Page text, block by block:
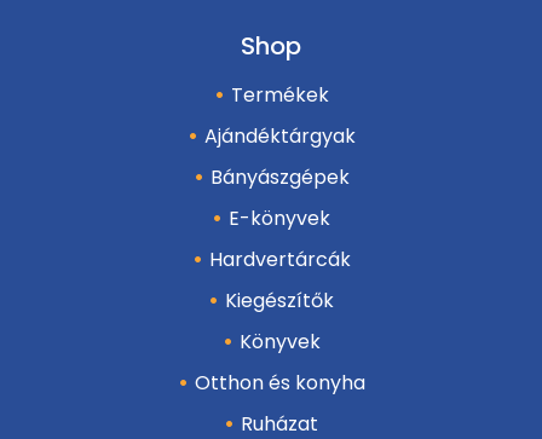
Shop
Termékek
Ajándéktárgyak
Bányászgépek
E-könyvek
Hardvertárcák
Kiegészítők
Könyvek
Otthon és konyha
Ruházat